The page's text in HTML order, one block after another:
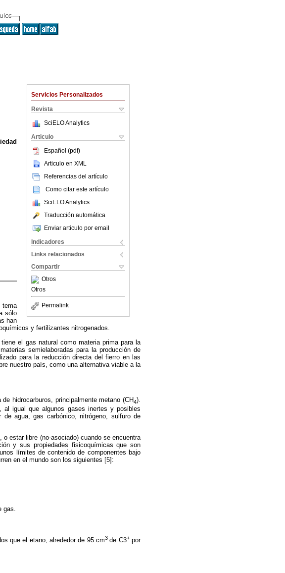
Servicios Personalizados
Revista
SciELO Analytics
Articulo
Español (pdf)
Articulo en XML
Referencias del artículo
Como citar este artículo
SciELO Analytics
Traducción automática
Enviar articulo por email
Indicadores
Links relacionados
Compartir
Otros
Otros
Permalink
tema
sólo
han
y fertilizantes nitrogenados.
el gas natural como materia prima para la
semielaboradas para la producción de
para la reducción directa del fierro en las
nuestro país, como una alternativa viable a la
de hidrocarburos, principalmente metano (CH4).
al igual que algunos gases inertes y posibles
de agua, gas carbónico, nitrógeno, sulfuro de
estar libre (no-asociado) cuando se encuentra
y sus propiedades fisicoquímicas que son
límites de contenido de componentes bajo
en el mundo son los siguientes [5]:
gas.
que el etano, alrededor de 95 cm3 de C3+por